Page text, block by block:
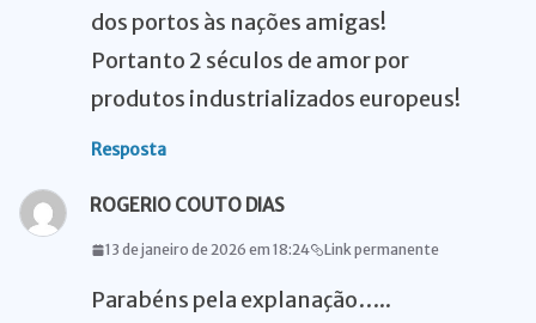
dos portos às nações amigas!
Portanto 2 séculos de amor por
produtos industrializados europeus!
Resposta
ROGERIO COUTO DIAS
13 de janeiro de 2026 em 18:24 Link permanente
Parabéns pela explanação…..